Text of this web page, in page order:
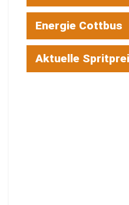
Energie Cottbus
Aktuelle